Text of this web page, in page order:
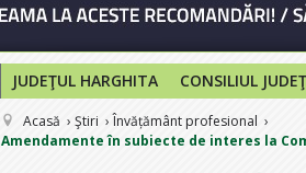
12
JUDEŢUL HARGHITA CONSILIUL
Acasă Ştiri
Învățământ profesional
Amendamente în subiecte de interes la